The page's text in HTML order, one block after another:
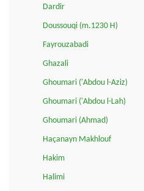
Dardir
Doussouqi (m.1230 H)
Fayrouzabadi
Ghazali
Ghoumari ('Abdou l-Aziz)
Ghoumari ('Abdou l-Lah)
Ghoumari (Ahmad)
Haçanayn Makhlouf
Hakim
Halimi